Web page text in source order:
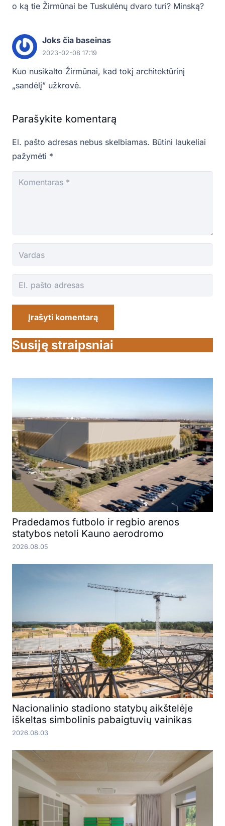
o ką tie Žirmūnai be Tuskulėnų dvaro turi? Minską?
Joks čia baseinas
2023-02-08 17:19
Kuo nusikalto Žirmūnai, kad tokį architektūrinį
„sandėlį” užkrovė.
Parašykite komentarą
El. pašto adresas nebus skelbiamas. Būtini laukeliai
pažymėti *
Įrašyti komentarą
Susiję straipsniai
Pradedamos futbolo ir regbio arenos
statybos netoli Kauno aerodromo
2026.08.05
Nacionalinio stadiono statybų aikštelėje
iškeltas simbolinis pabaigtuvių vainikas
2026.08.03